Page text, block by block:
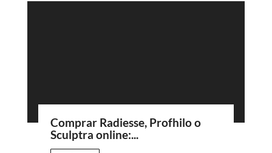
Comprar Radiesse, Profhilo o
Sculptra online:...